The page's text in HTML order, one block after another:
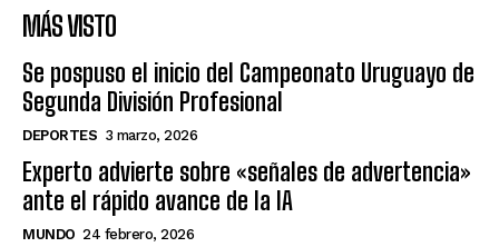
MÁS VISTO
Se pospuso el inicio del Campeonato Uruguayo de
Segunda División Profesional
DEPORTES 3 marzo, 2026
Experto advierte sobre «señales de advertencia»
ante el rápido avance de la IA
MUNDO 24 febrero, 2026